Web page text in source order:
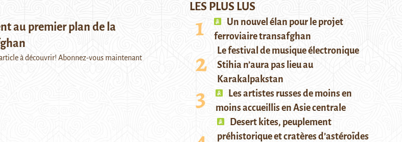
au premier plan de la
à découvrir! Abonnez-vous maintenant
LES PLUS LUS
Un nouvel élan pour le projet
ferroviaire transafghan
Le festival de musique électronique
Stihia n’aura pas lieu au
Karakalpakstan
Les artistes russes de moins en
moins accueillis en Asie centrale
Desert kites, peuplement
préhistorique et cratères d’astéroïdes